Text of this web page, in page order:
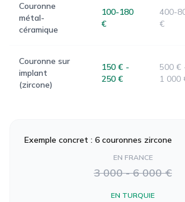
Couronne
métal-
céramique
100-180
€
400-
€
Couronne sur
implant
(zircone)
150 € -
250 €
500 €
1 000
Exemple concret : 6 couronnes zircone
EN FRANCE
3 000 - 6 000 €
EN TURQUIE